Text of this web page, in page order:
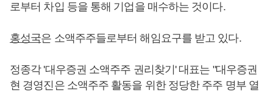
로부터 차입 등을 통해 기업을 매수하는 것이다.
홍성국은 소액주주들로부터 해임요구를 받고 있다.
정종각 '대우증권 소액주주 권리찾기' 대표는 "대우증권
현 경영진은 소액주주 활동을 위한 정당한 주주 명부 열